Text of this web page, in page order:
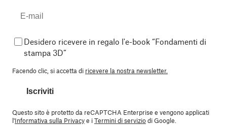
Desidero ricevere in regalo l'e-book “Fondamenti di
stampa 3D”
Facendo clic, si accetta di ricevere la nostra newsletter.
Iscriviti
Questo sito è protetto da reCAPTCHA Enterprise e vengono applicati
l'Informativa sulla Privacye iTermini di serviziodi Google.